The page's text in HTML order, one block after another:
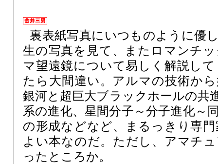
裏表紙写真にいつものように優
生の写真を見て、またロマンチ
マ望遠鏡について易しく解説し
たら大間違い。アルマの技術か
銀河と超巨大ブラックホールの共
系の進化、星間分子～分子進化～
の形成などなど、まるっきり専
よい本なのだ。ただし、アマチ
ったところか。